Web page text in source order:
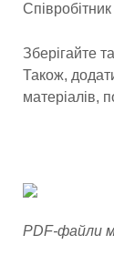
Зберігайте
Також,
матеріалів,
PDF-файли